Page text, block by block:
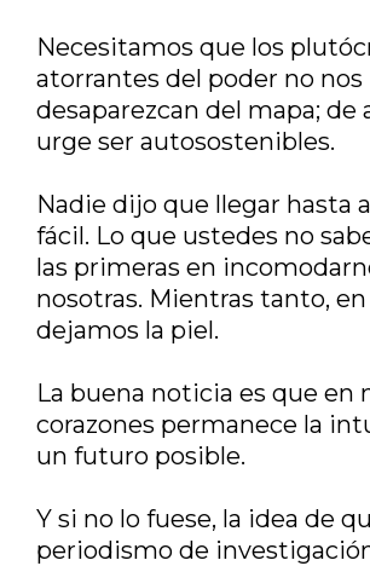
Necesitamos que los
atorrantes del poder no nos
desaparezcan del mapa; de
urge ser autosostenibles.
Nadie dijo que llegar hasta
fácil. Lo que ustedes no
las primeras en
nosotras. Mientras tanto,
dejamos la piel.
La buena noticia es que en
corazones permanece la
un futuro posible.
Y si no lo fuese, la idea de
periodismo de